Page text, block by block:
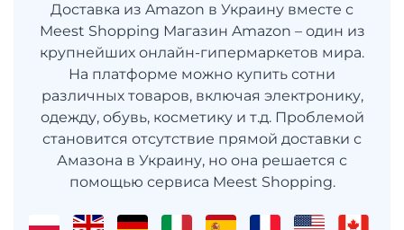
Доставка из Amazon в Украину вместе с
Meest Shopping Магазин Amazon – один из
крупнейших онлайн-гипермаркетов мира.
На платформе можно купить сотни
различных товаров, включая электронику,
одежду, обувь, косметику и т.д. Проблемой
становится отсутствие прямой доставки с
Амазона в Украину, но она решается с
помощью сервиса Meest Shopping.